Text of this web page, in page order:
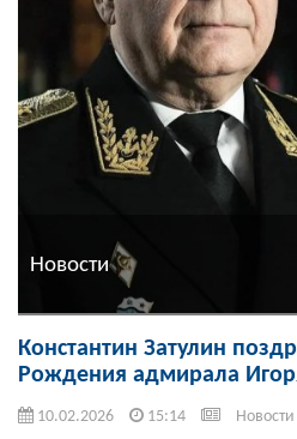
Новости
Константин Затулин
Рождения адмирала
10.02.2026 15:14 Новости